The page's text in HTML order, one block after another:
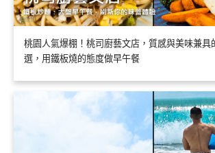
桃園人氣爆棚！桃司廚藝文店，質感與美味兼具
選，用鐵板燒的態度做早午餐